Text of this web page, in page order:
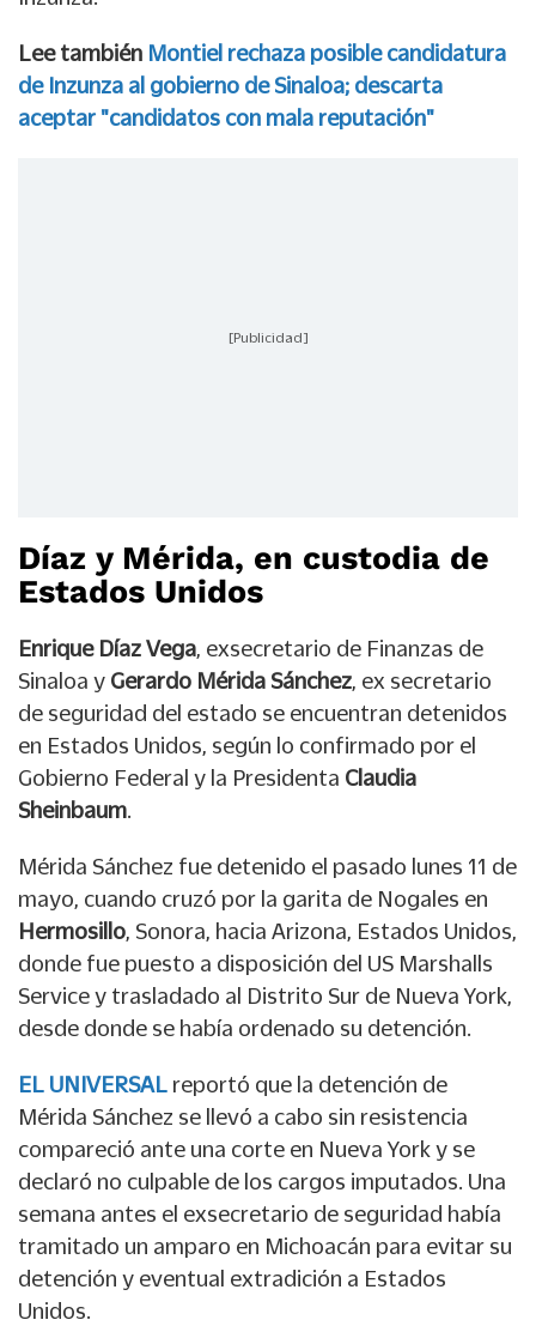
Lee también Montiel rechaza posible candidatura
de Inzunza al gobierno de Sinaloa; descarta
aceptar "candidatos con mala reputación"
[Publicidad]
Díaz y Mérida, en custodia de
Estados Unidos
Enrique Díaz Vega, exsecretario de Finanzas de
Sinaloa y Gerardo Mérida Sánchez, ex secretario
de seguridad del estado se encuentran detenidos
en Estados Unidos, según lo confirmado por el
Gobierno Federal y la Presidenta Claudia
Sheinbaum.
Mérida Sánchez fue detenido el pasado lunes 11 de
mayo, cuando cruzó por la garita de Nogales en
Hermosillo, Sonora, hacia Arizona, Estados Unidos,
donde fue puesto a disposición del US Marshalls
Service y trasladado al Distrito Sur de Nueva York,
desde donde se había ordenado su detención.
EL UNIVERSAL reportó que la detención de
Mérida Sánchez se llevó a cabo sin resistencia
compareció ante una corte en Nueva York y se
declaró no culpable de los cargos imputados. Una
semana antes el exsecretario de seguridad había
tramitado un amparo en Michoacán para evitar su
detención y eventual extradición a Estados
Unidos.